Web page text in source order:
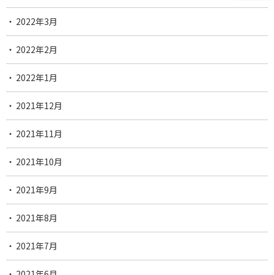
2022年3月
2022年2月
2022年1月
2021年12月
2021年11月
2021年10月
2021年9月
2021年8月
2021年7月